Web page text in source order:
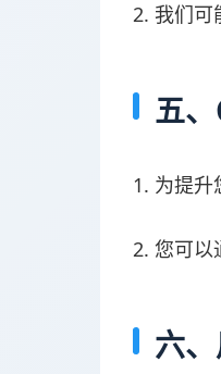
2. 我们可
五
1. 为提升
2. 您可以
六